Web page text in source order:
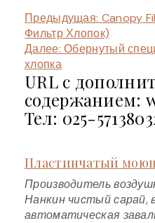
Предыдущая: Canopy
Фильтр Хлопок)
Далее: Обернутый
хлопка
URL с
содержанием:
Тел: 025-
Пластинчатый
Производитель
Нанкин чистый сарай,
автоматическая